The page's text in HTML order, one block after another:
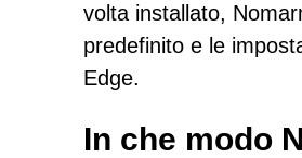
volta installato,
predefinito e le
Edge.
In che modo